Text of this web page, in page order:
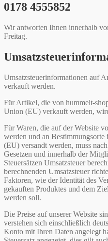
0178 4555852
Wir antworten Ihnen innerhalb
Freitag.
Umsatzsteuerinformationen auf
verkauft werden.
Für Artikel, die von hummelt-
Union (EU) verkauft werden,
Für Waren, die auf der Website
werden und an
(EU) versandt werden, muss
Gesetzen und innerhalb der
Steuersätzen Umsatzsteuer
berechnenden Umsatzsteuer
Faktoren, wie der Identität des
gekauften Produktes und dem
werden soll.
Die Preise auf unserer Website
verstehen sich einschließlich
Konto mit Ihren Daten angelegt